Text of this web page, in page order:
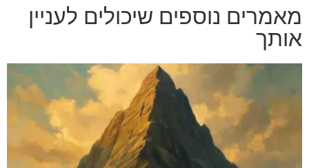
מאמרים נוספים שיכולים לעניין
אותך